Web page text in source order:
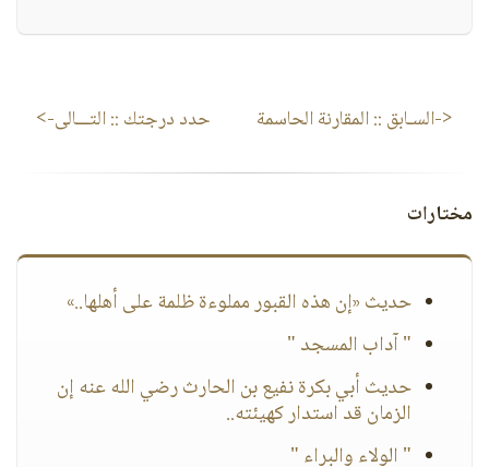
<-السـابق ::المقارنة الحاسمة حدد درجتك :: التـــالى->
مختارات
حديث «إن هذه القبور مملوءة ظلمة على أهلها..»
" آداب المسجد "
حديث أبي بكرة نفيع بن الحارث رضي الله عنه إن
الزمان قد استدار كهيئته..
" الولاء والبراء "